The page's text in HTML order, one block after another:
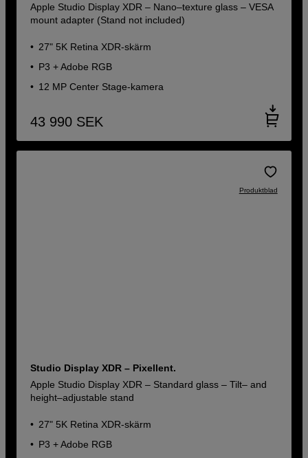
Apple Studio Display XDR – Nano–texture glass – VESA
mount adapter (Stand not included)
27" 5K Retina XDR‑skärm
P3 + Adobe RGB
12 MP Center Stage-kamera
43 990 SEK
Produktblad
Studio Display XDR – Pixellent.
Apple Studio Display XDR – Standard glass – Tilt– and
height–adjustable stand
27" 5K Retina XDR‑skärm
P3 + Adobe RGB